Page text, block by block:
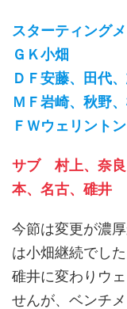
スターティング
ＧＫ小畑
ＤＦ安藤、田代
ＭＦ岩崎、秋野
ＦＷウェリントン
サブ 村上、奈良
本、名古、碓井
今節は変更が濃
は小畑継続でし
碓井に変わりウ
せんが、ベンチ